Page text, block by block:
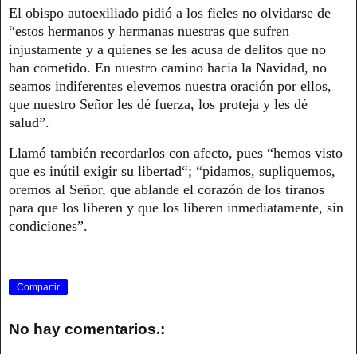
El obispo autoexiliado pidió a los fieles no olvidarse de
“estos hermanos y hermanas nuestras que sufren
injustamente y a quienes se les acusa de delitos que no
han cometido. En nuestro camino hacia la Navidad, no
seamos indiferentes elevemos nuestra oración por ellos,
que nuestro Señor les dé fuerza, los proteja y les dé
salud”.
Llamó también recordarlos con afecto, pues “hemos visto
que es inútil exigir su libertad“; “pidamos, supliquemos,
oremos al Señor, que ablande el corazón de los tiranos
para que los liberen y que los liberen inmediatamente, sin
condiciones”.
Compartir
No hay comentarios.: